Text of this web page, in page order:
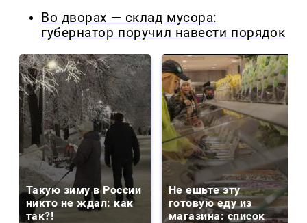
Во дворах — склад мусора:
губернатор поручил навести порядок
Такую зиму в России
никто не ждал: как
так?!
Не ешьте эту
готовую еду из
магазина: список